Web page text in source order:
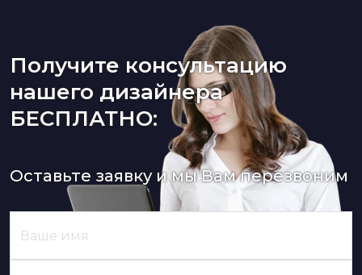
Получите консультацию
нашего дизайнера
БЕСПЛАТНО:
Оставьте заявку и мы Вам перезвоним